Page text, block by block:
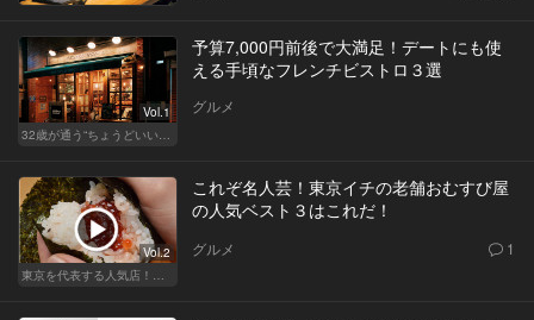
Vol.1
予算7,000円前後で大満足！デートにも使
える手頃なフレンチビストロ３選
グルメ
Vol.2
これぞ名人芸！東京イチの老舗おむすび屋
の人気ベスト３はこれだ！
グルメ 1